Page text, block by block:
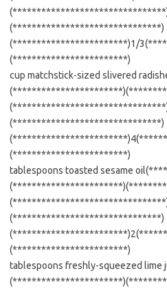
(*******************************)
(************************)1/
(************************)
cup matchstick-sized slivered
(*******************************)
(************************)
tablespoons toasted sesame
(*******************************)
(************************)
tablespoons freshly-squeezed